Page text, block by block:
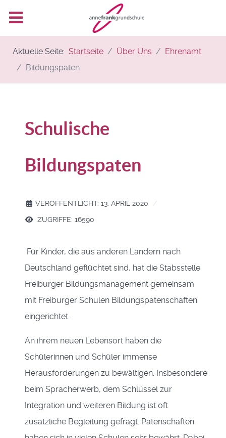
Aktuelle Seite: Startseite Über Uns
Ehrenamt
Bildungspaten
Schulische
Bildungspaten
VERÖFFENTLICHT: 13. APRIL 2020
ZUGRIFFE: 16590
Für Kinder, die aus anderen Ländern nach
Deutschland geflüchtet sind, hat die Stabsstelle
Freiburger Bildungsmanagement gemeinsam
mit Freiburger Schulen Bildungspatenschaften
eingerichtet.
An ihrem neuen Lebensort haben die
Schülerinnen und Schüler immense
Herausforderungen zu bewältigen. Insbesondere
beim Spracherwerb, dem Schlüssel zur
Integration und weiteren Bildung ist oft
zusätzliche Begleitung gefragt. Patenschaften